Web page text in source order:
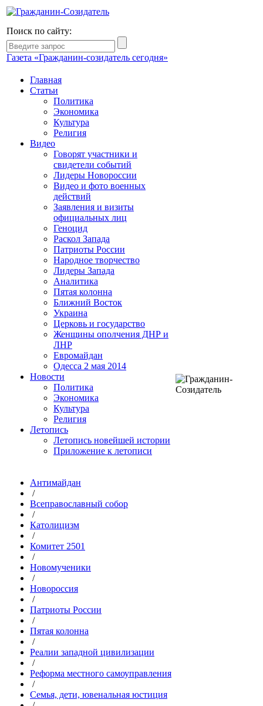
Поиск по сайту:
Газета «Гражданин-созидатель сегодня»
Главная
Статьи
Политика
Экономика
Культура
Религия
Видео
Говорят участники и
свидетели событий
Лидеры Новороссии
Видео и фото военных
действий
Заявления и визиты
официальных лиц
Геноцид
Раскол Запада
Патриоты России
Народное творчество
Лидеры Запада
Аналитика
Пятая колонна
Ближний Восток
Украина
Церковь и государство
Женщины ополчения ДНР и
ЛНР
Евромайдан
Одесса 2 мая 2014
Новости
Политика
Экономика
Культура
Религия
Летопись
Летопись новейшей истории
Приложение к летописи
Антимайдан
/
Всеправославный собор
/
Католицизм
/
Комитет 2501
/
Новомученики
/
Новороссия
/
Патриоты России
/
Пятая колонна
/
Реалии западной цивилизации
/
Реформа местного самоуправления
/
Семья, дети, ювенальная юстиция